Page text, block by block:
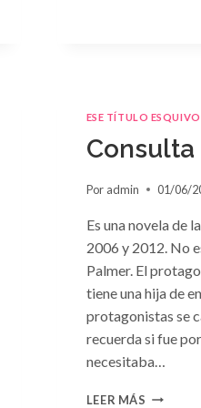
ESE TÍTULO ESQUIVO
Consulta
Por admin 01/06/
Es una novela de
2006 y 2012. No
Palmer. El
tiene una hija de
protagonistas se
recuerda si fue
necesitaba…
LEER MÁS